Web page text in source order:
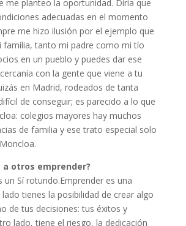
me planteo la oportunidad. Diría que
adecuadas en el momento
me hizo ilusión por el ejemplo que
familia, tanto mi padre como mi tío
en un pueblo y puedes dar ese
con la gente que viene a tu
en Madrid, rodeados de tanta
de conseguir; es parecido a lo que
colegios mayores hay muchos
de familia y ese trato especial solo
a otros emprender?
un Sí rotundo.Emprender es una
tienes la posibilidad de crear algo
de tus decisiones: tus éxitos y
lado, tiene el riesgo, la dedicación